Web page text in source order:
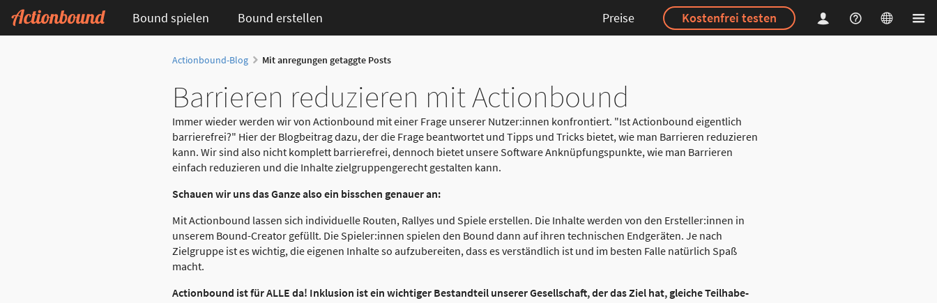
Bound spielen Bound erstellen Preise Kostenfrei testen
Actionbound-Blog Mit anregungen getaggte Posts
Barrieren reduzieren mit Actionbound
Immer wieder werden wir von Actionbound mit einer Frage unserer Nutzer:innen konfrontiert. "Ist Actionbound eigentlich
barrierefrei?" Hier der Blogbeitrag dazu, der die Frage beantwortet und Tipps und Tricks bietet, wie man Barrieren reduzieren
kann. Wir sind also nicht komplett barrierefrei, dennoch bietet unsere Software Anknüpfungspunkte, wie man Barrieren
einfach reduzieren und die Inhalte zielgruppengerecht gestalten kann.
Schauen wir uns das Ganze also ein bisschen genauer an:
Mit Actionbound lassen sich individuelle Routen, Rallyes und Spiele erstellen. Die Inhalte werden von den Ersteller:innen in
unserem Bound-Creator gefüllt. Die Spieler:innen spielen den Bound dann auf ihren technischen Endgeräten. Je nach
Zielgruppe ist es wichtig, die eigenen Inhalte so aufzubereiten, dass es verständlich ist und im besten Falle natürlich Spaß
macht.
Actionbound ist für ALLE da! Inklusion ist ein wichtiger Bestandteil unserer Gesellschaft, der das Ziel hat, gleiche Teilhabe-